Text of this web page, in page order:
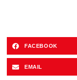
FACEBOOK
EMAIL